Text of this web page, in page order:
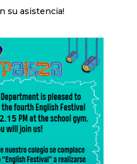
su asistencia!